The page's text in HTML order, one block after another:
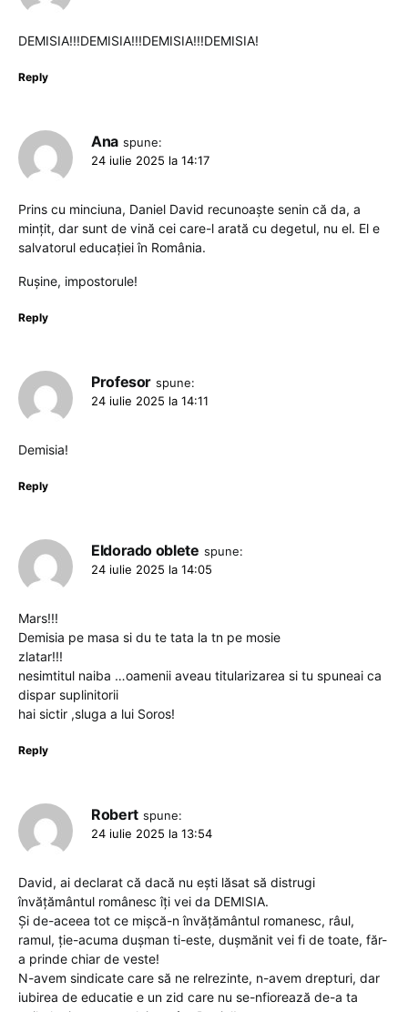
DEMISIA!!!DEMISIA!!!DEMISIA!!!DEMISIA!
Reply
Ana spune:
24 iulie 2025 la 14:17
Prins cu minciuna, Daniel David recunoaște senin că da, a
mințit, dar sunt de vină cei care-l arată cu degetul, nu el. El e
salvatorul educației în România.
Rușine, impostorule!
Reply
Profesor spune:
24 iulie 2025 la 14:11
Demisia!
Reply
Eldorado oblete spune:
24 iulie 2025 la 14:05
Mars!!!
Demisia pe masa si du te tata la tn pe mosie
zlatar!!!
nesimtitul naiba …oamenii aveau titularizarea si tu spuneai ca
dispar suplinitorii
hai sictir ,sluga a lui Soros!
Reply
Robert spune:
24 iulie 2025 la 13:54
David, ai declarat că dacă nu ești lăsat să distrugi
învățământul românesc îți vei da DEMISIA.
Și de-aceea tot ce mişcă-n învățământul romanesc, râul,
ramul, ţie-acuma duşman ti-este, duşmănit vei fi de toate, făr-
a prinde chiar de veste!
N-avem sindicate care să ne relrezinte, n-avem drepturi, dar
iubirea de educatie e un zid care nu se-nfiorează de-a ta